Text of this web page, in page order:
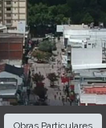
Obras Particulares